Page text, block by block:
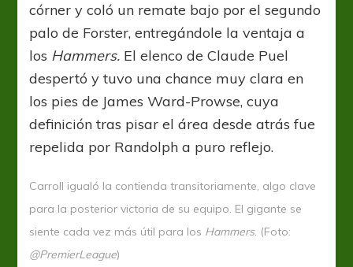
córner y coló un remate bajo por el segundo
palo de Forster, entregándole la ventaja a
los Hammers. El elenco de Claude Puel
despertó y tuvo una chance muy clara en
los pies de James Ward-Prowse, cuya
definición tras pisar el área desde atrás fue
repelida por Randolph a puro reflejo.
Carroll igualó la contienda transitoriamente, algo clave
para la posterior victoria de su equipo. El gigante se
siente cada vez más útil para los Hammers. (Foto:
@PremierLeague)